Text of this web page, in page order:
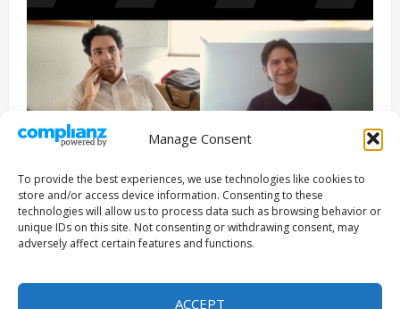
Manage Consent
To provide the best experiences, we use technologies like cookies to
store and/or access device information. Consenting to these
technologies will allow us to process data such as browsing behavior or
unique IDs on this site. Not consenting or withdrawing consent, may
adversely affect certain features and functions.
ACCEPT
Entrevista Series
ENCUENTROS CON IVÁN URIEL T3E22: JUAN PATRICIO
RIVEROLL
Filmakersmovie 5 mayo, 2026
Copyright © Todos los derechos reservados 2026